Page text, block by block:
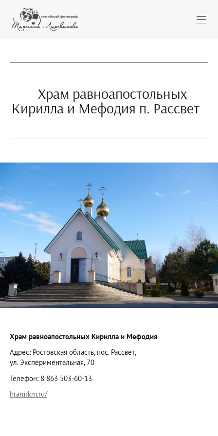
Храм равноапостольных
Кирилла и Мефодия п. Рассвет
Храм равноапостольных Кирилла и Мефодия
Адрес: Ростовская область, пос. Рассвет,
ул. Экспериментальная, 70
Телефон: 8 863 503-60-13
hramrkm.ru/